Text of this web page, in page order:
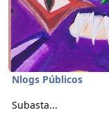
Nlogs Públicos
Subasta...